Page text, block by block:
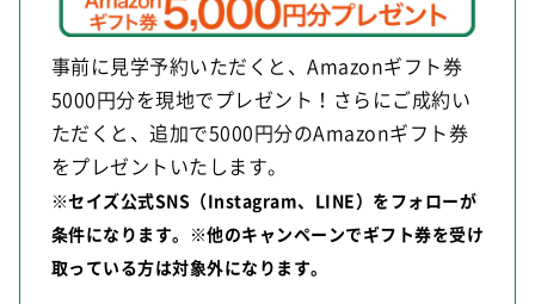
事前に見学予約いただくと、Amazonギフト券
5000円分を現地でプレゼント！さらにご成約い
ただくと、追加で5000円分のAmazonギフト券
をプレゼントいたします。
※セイズ公式SNS（Instagram、LINE）をフォローが
条件になります。※他のキャンペーンでギフト券を受け
取っている方は対象外になります。